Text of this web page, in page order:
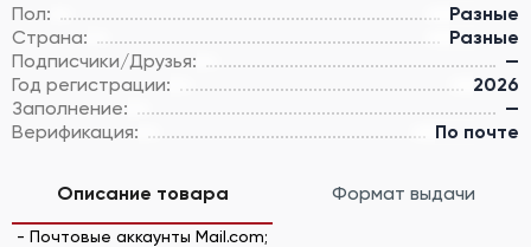
Пол:
Разные
Страна:
Разные
Подписчики/Друзья:
—
Год регистрации:
2026
Заполнение:
—
Верификация:
По почте
Описание товара Формат выдачи
- Почтовые аккаунты Mail.com;